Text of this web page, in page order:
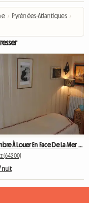
› Pyrénées-Atlantiques ›
(64200)
nuit